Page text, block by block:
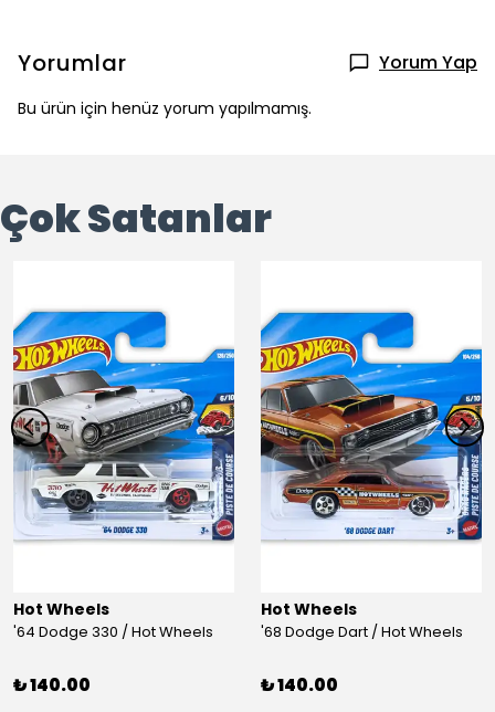
Yorumlar Yorum Yap
Bu ürün için henüz yorum yapılmamış.
Çok Satanlar
Hot Wheels
'64 Dodge 330 / Hot Wheels
₺ 140.00
Hot Wheels
'68 Dodge Dart / Hot Wheels
₺ 140.00